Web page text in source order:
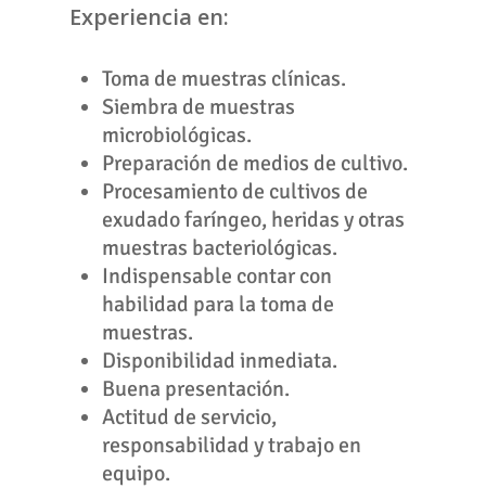
Experiencia en:
Toma de muestras clínicas.
Siembra de muestras
microbiológicas.
Preparación de medios de cultivo.
Procesamiento de cultivos de
exudado faríngeo, heridas y otras
muestras bacteriológicas.
Indispensable contar con
habilidad para la toma de
muestras.
Disponibilidad inmediata.
Buena presentación.
Actitud de servicio,
responsabilidad y trabajo en
equipo.